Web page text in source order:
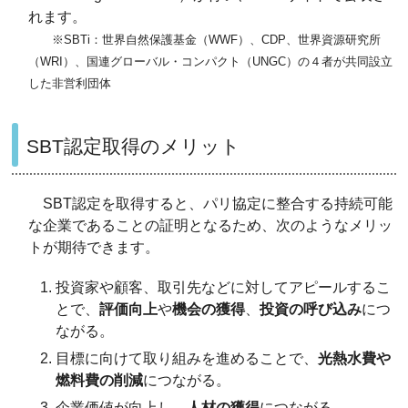
れます。
※SBTi：世界自然保護基金（WWF）、CDP、世界資源研究所
（WRI）、国連グローバル・コンパクト（UNGC）の４者が共同設立
した非営利団体
SBT認定取得のメリット
SBT認定を取得すると、パリ協定に整合する持続可能
な企業であることの証明となるため、次のようなメリッ
トが期待できます。
投資家や顧客、取引先などに対してアピールするこ
とで、評価向上や機会の獲得、投資の呼び込みにつ
ながる。
目標に向けて取り組みを進めることで、光熱水費や
燃料費の削減につながる。